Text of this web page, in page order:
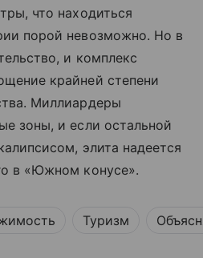
что находиться
порой невозможно. Но в
и комплекс
крайней степени
Миллиардеры
зоны, и если остальной
элита надеется
в «Южном конусе».
Туризм